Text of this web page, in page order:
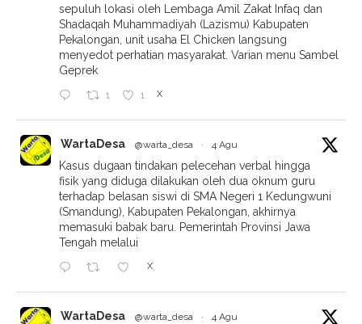
sepuluh lokasi oleh Lembaga Amil Zakat Infaq dan
Shadaqah Muhammadiyah (Lazismu) Kabupaten
Pekalongan, unit usaha El Chicken langsung
menyedot perhatian masyarakat. Varian menu Sambel
Geprek
1 1 X
WartaDesa @warta_desa · 4 Agu
Kasus dugaan tindakan pelecehan verbal hingga
fisik yang diduga dilakukan oleh dua oknum guru
terhadap belasan siswi di SMA Negeri 1 Kedungwuni
(Smandung), Kabupaten Pekalongan, akhirnya
memasuki babak baru. Pemerintah Provinsi Jawa
Tengah melalui
X
WartaDesa @warta_desa · 4 Agu